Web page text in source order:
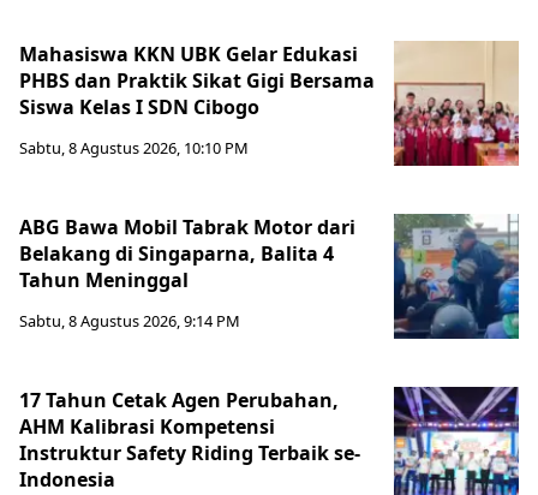
Mahasiswa KKN UBK Gelar Edukasi
PHBS dan Praktik Sikat Gigi Bersama
Siswa Kelas I SDN Cibogo
Sabtu, 8 Agustus 2026, 10:10 PM
ABG Bawa Mobil Tabrak Motor dari
Belakang di Singaparna, Balita 4
Tahun Meninggal
Sabtu, 8 Agustus 2026, 9:14 PM
17 Tahun Cetak Agen Perubahan,
AHM Kalibrasi Kompetensi
Instruktur Safety Riding Terbaik se-
Indonesia